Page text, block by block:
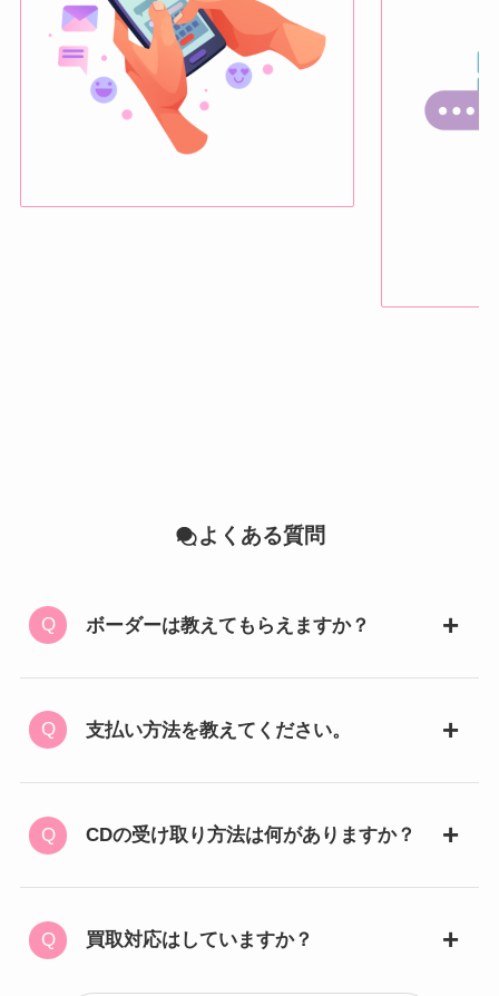
よくある質問
ボーダーは教えてもらえますか？
支払い方法を教えてください。
CDの受け取り方法は何がありますか？
買取対応はしていますか？